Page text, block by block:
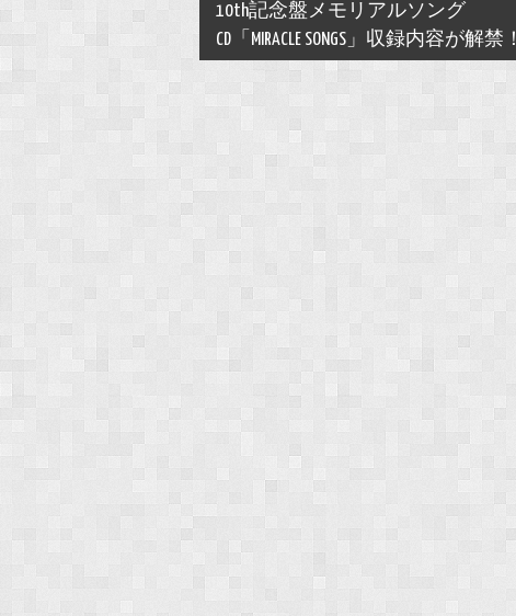
10th記念盤メモリアルソング
CD「MIRACLE SONGS」収録内容が解禁！